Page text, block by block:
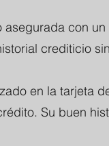
con
crediticio
en la tarjeta
Su buen